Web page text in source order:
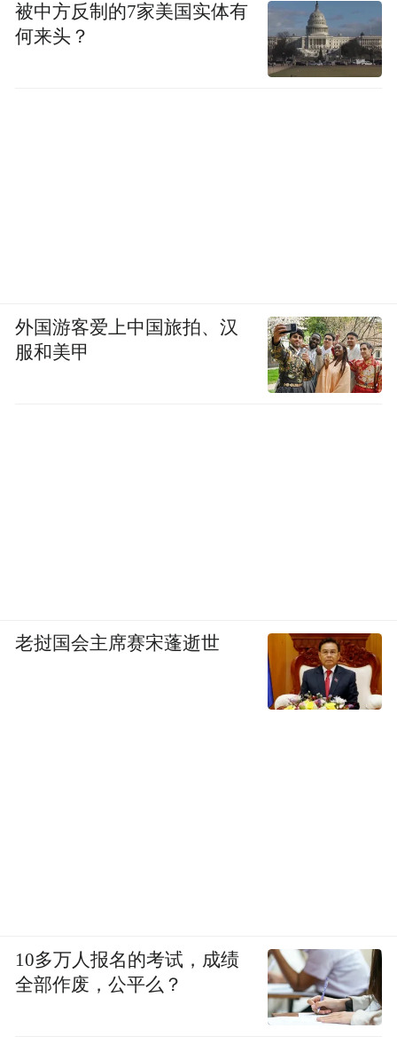
被中方反制的7家美国实体有
何来头？
外国游客爱上中国旅拍、汉
服和美甲
老挝国会主席赛宋蓬逝世
10多万人报名的考试，成绩
全部作废，公平么？